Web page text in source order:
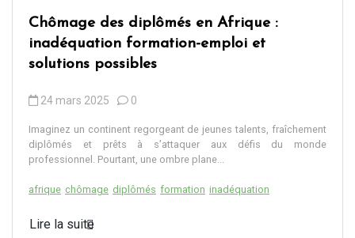
Chômage des diplômés en Afrique :
inadéquation formation-emploi et
solutions possibles
24 mars 2025 0
Imaginez un continent regorgeant de jeunes talents, fraîchement
diplômés et prêts à s’attaquer aux défis du monde
professionnel. Pourtant, une ombre plane...
afrique chômage diplômés formation inadéquation
Lire la suite